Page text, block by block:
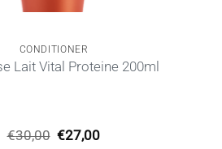
CONDITIONER
Lait Vital Proteine 200ml
€30,00 Original
€27,00Η